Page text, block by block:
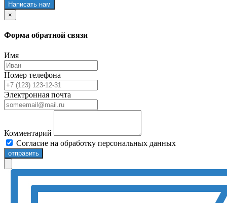
Написать нам
×
Форма обратной связи
Имя
Номер телефона
Электронная почта
Комментарий
Согласие на обработку персональных данных
отправить